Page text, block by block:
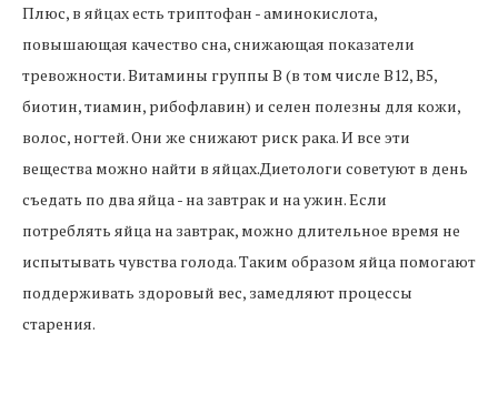
Плюс, в яйцах есть триптофан - аминокислота,
повышающая качество сна, снижающая показатели
тревожности. Витамины группы В (в том числе В12, В5,
биотин, тиамин, рибофлавин) и селен полезны для кожи,
волос, ногтей. Они же снижают риск рака. И все эти
вещества можно найти в яйцах.Диетологи советуют в день
съедать по два яйца - на завтрак и на ужин. Если
потреблять яйца на завтрак, можно длительное время не
испытывать чувства голода. Таким образом яйца помогают
поддерживать здоровый вес, замедляют процессы
старения.